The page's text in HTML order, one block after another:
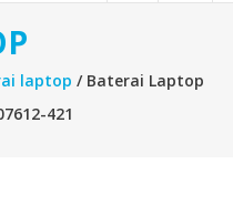
laptop / Baterai Laptop
421